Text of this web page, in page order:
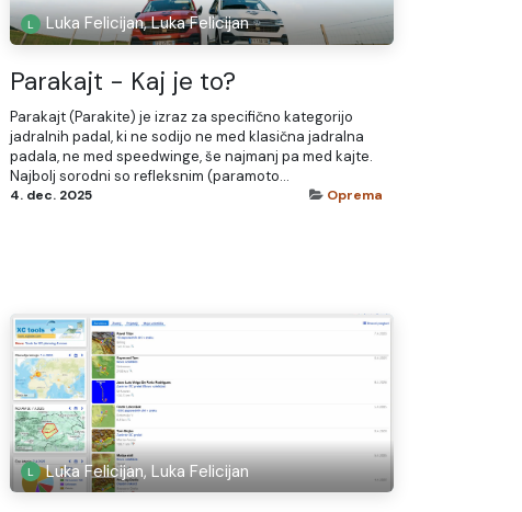
Luka Felicijan, Luka Felicijan
Parakajt - Kaj je to?
Parakajt (Parakite) je izraz za specifično kategorijo
jadralnih padal, ki ne sodijo ne med klasična jadralna
padala, ne med speedwinge, še najmanj pa med kajte.
Najbolj sorodni so refleksnim (paramoto...
4. dec. 2025 Oprema
Luka Felicijan, Luka Felicijan